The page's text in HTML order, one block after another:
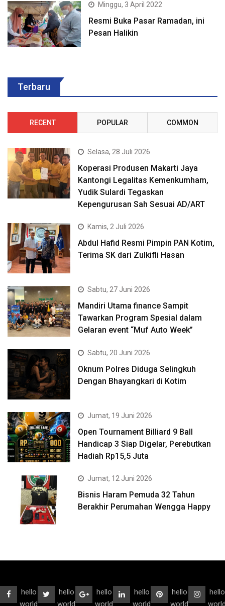
Minggu, 3 April 2022
Resmi Buka Pasar Ramadan, ini
Pesan Halikin
Terbaru
RECENT POPULAR COMMON
Selasa, 28 Juli 2026
Koperasi Produsen Makarti Jaya
Kantongi Legalitas Kemenkumham,
Yudik Sulardi Tegaskan
Kepengurusan Sah Sesuai AD/ART
Kamis, 2 Juli 2026
Abdul Hafid Resmi Pimpin PAN Kotim,
Terima SK dari Zulkifli Hasan
Sabtu, 27 Juni 2026
Mandiri Utama finance Sampit
Tawarkan Program Spesial dalam
Gelaran event “Muf Auto Week”
Sabtu, 20 Juni 2026
Oknum Polres Diduga Selingkuh
Dengan Bhayangkari di Kotim
Jumat, 19 Juni 2026
Open Tournament Billiard 9 Ball
Handicap 3 Siap Digelar, Perebutkan
Hadiah Rp15,5 Juta
Jumat, 12 Juni 2026
Bisnis Haram Pemuda 32 Tahun
Berakhir Perumahan Wengga Happy
hello
hello
hello
hello
hello
hello